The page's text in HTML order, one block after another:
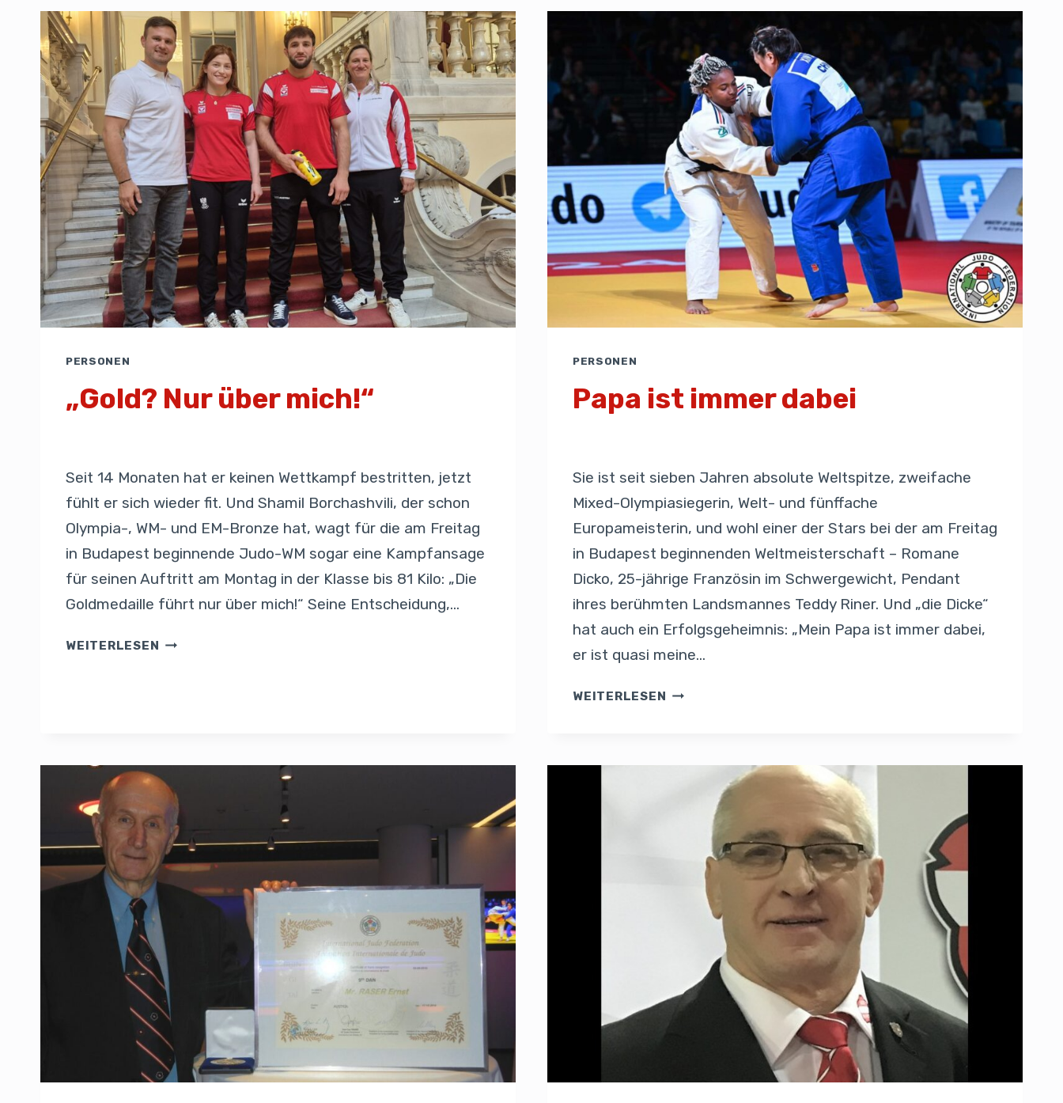
PERSONEN
„Gold? Nur über mich!“
Seit 14 Monaten hat er keinen Wettkampf bestritten, jetzt
fühlt er sich wieder fit. Und Shamil Borchashvili, der schon
Olympia-, WM- und EM-Bronze hat, wagt für die am Freitag
in Budapest beginnende Judo-WM sogar eine Kampfansage
für seinen Auftritt am Montag in der Klasse bis 81 Kilo: „Die
Goldmedaille führt nur über mich!“ Seine Entscheidung,…
WEITERLESEN
PERSONEN
Papa ist immer dabei
Sie ist seit sieben Jahren absolute Weltspitze, zweifache
Mixed-Olympiasiegerin, Welt- und fünffache
Europameisterin, und wohl einer der Stars bei der am Freitag
in Budapest beginnenden Weltmeisterschaft – Romane
Dicko, 25-jährige Französin im Schwergewicht, Pendant
ihres berühmten Landsmannes Teddy Riner. Und „die Dicke“
hat auch ein Erfolgsgeheimnis: „Mein Papa ist immer dabei,
er ist quasi meine…
WEITERLESEN